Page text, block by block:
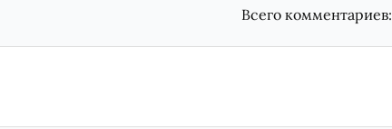
Всего комментариев: